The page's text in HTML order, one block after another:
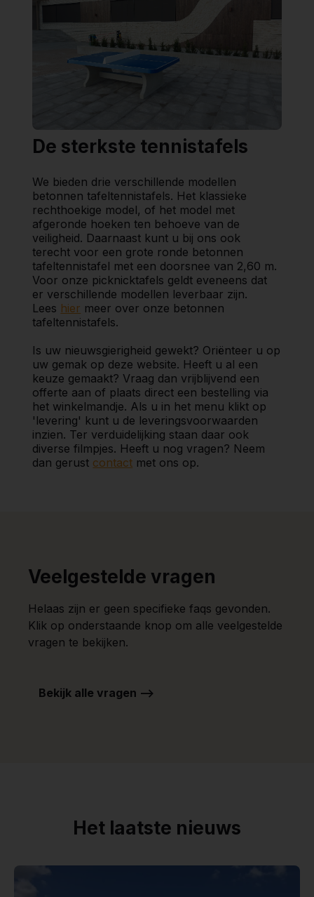
De sterkste tennistafels
We bieden drie verschillende modellen
betonnen tafeltennistafels. Het klassieke
rechthoekige model, of het model met
afgeronde hoeken ten behoeve van de
veiligheid. Daarnaast kunt u bij ons ook
terecht voor een grote ronde betonnen
tafeltennistafel met een doorsnee van 2,60 m.
Voor onze picknicktafels geldt eveneens dat
er verschillende modellen leverbaar zijn.
Lees hier meer over onze betonnen
tafeltennistafels.
Is uw nieuwsgierigheid gewekt? Oriënteer u op
uw gemak op deze website. Heeft u al een
keuze gemaakt? Vraag dan vrijblijvend een
offerte aan of plaats direct een bestelling via
het winkelmandje. Als u in het menu klikt op
'levering' kunt u de leveringsvoorwaarden
inzien. Ter verduidelijking staan daar ook
diverse filmpjes. Heeft u nog vragen? Neem
dan gerust contact met ons op.
Veelgestelde vragen
Helaas zijn er geen specifieke faqs gevonden.
Klik op onderstaande knop om alle veelgestelde
vragen te bekijken.
Bekijk alle vragen -->
Het laatste nieuws